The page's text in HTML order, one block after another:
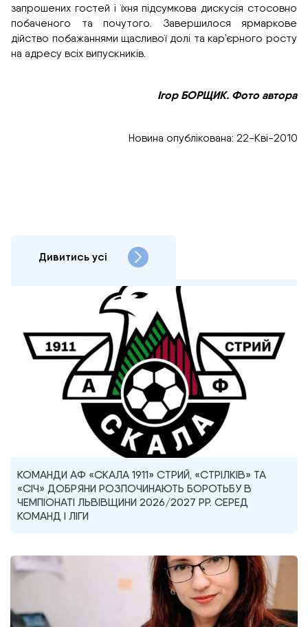
запрошених гостей і їхня підсумкова дискусія стосовно
побаченого та почутого. Завершилося ярмаркове
дійство побажаннями щасливої долі та кар’єрного росту
на адресу всіх випускників.
Ігор БОРЩИК. Фото автора
Новина опублікована: 22-Кві-2010
Дивитись усі
КОМАНДИ АФ «СКАЛА 1911» СТРИЙ, «СТРІЛКІВ» ТА
«СІЧ» ДОБРЯНИ РОЗПОЧИНАЮТЬ БОРОТЬБУ В
ЧЕМПІОНАТІ ЛЬВІВЩИНИ 2026/2027 РР. СЕРЕД
КОМАНД I ЛІГИ